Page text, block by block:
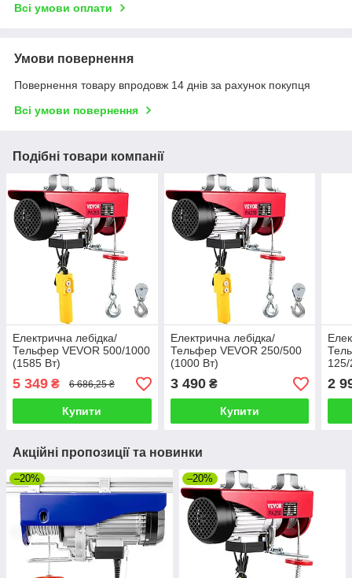
Всі умови оплати
Умови повернення
Повернення товару впродовж 14 днів за рахунок покупця
Всі умови повернення
Подібні товари компанії
Електрична лебідка/
Тельфер VEVOR 500/1000
(1585 Вт)
5 349 ₴ 6 686,25 ₴
Купити
Електрична лебідка/
Тельфер VEVOR 250/500
(1000 Вт)
3 490₴
Купити
2
Акційні пропозиції та новинки
–20% –20%